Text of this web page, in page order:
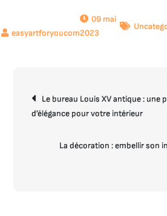
09 mai
2023
de
l’article
Le bureau Louis XV antique : une
d’élégance pour votre intérieur
La décoration : embellir son